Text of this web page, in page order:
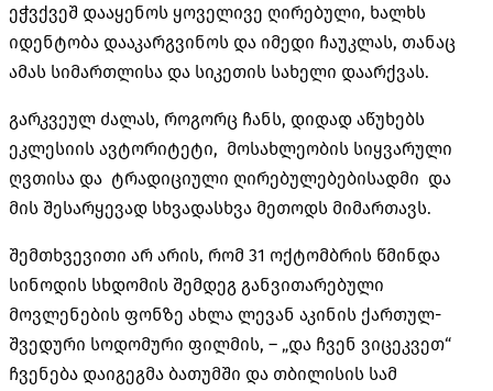
ეჭვქვეშ დააყენოს ყოველივე ღირებული, ხალხს
იდენტობა დააკარგვინოს და იმედი ჩაუკლას, თანაც
ამას სიმართლისა და სიკეთის სახელი დაარქვას.
გარკვეულ ძალას, როგორც ჩანს, დიდად აწუხებს
ეკლესიის ავტორიტეტი, მოსახლეობის სიყვარული
ღვთისა და ტრადიციული ღირებულებებისადმი და
მის შესარყევად სხვადასხვა მეთოდს მიმართავს.
შემთხვევითი არ არის, რომ 31 ოქტომბრის წმინდა
სინოდის სხდომის შემდეგ განვითარებული
მოვლენების ფონზე ახლა ლევან აკინის ქართულ-
შვედური სოდომური ფილმის, – „და ჩვენ ვიცეკვეთ“
ჩვენება დაიგეგმა ბათუმში და თბილისის სამ